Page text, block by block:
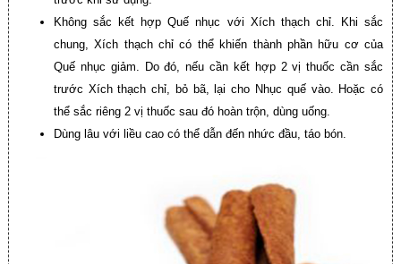
Không sắc kết hợp Quế nhục với Xích thạch chỉ. Khi sắc
chung, Xích thạch chỉ có thể khiến thành phần hữu cơ của
Quế nhục giảm. Do đó, nếu cần kết hợp 2 vị thuốc cần sắc
trước Xích thạch chỉ, bỏ bã, lại cho Nhục quế vào. Hoặc có
thể sắc riêng 2 vị thuốc sau đó hoàn trộn, dùng uống.
Dùng lâu với liều cao có thể dẫn đến nhức đầu, táo bón.